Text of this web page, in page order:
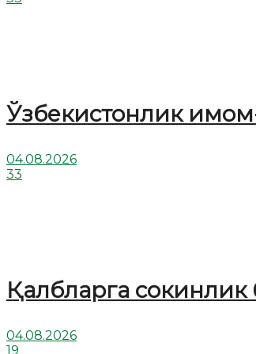
Ўзбекистонлик
04.08.2026
33
Қалбларга
04.08.2026
19